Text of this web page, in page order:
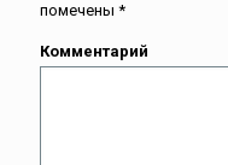
помечены *
Комментарий